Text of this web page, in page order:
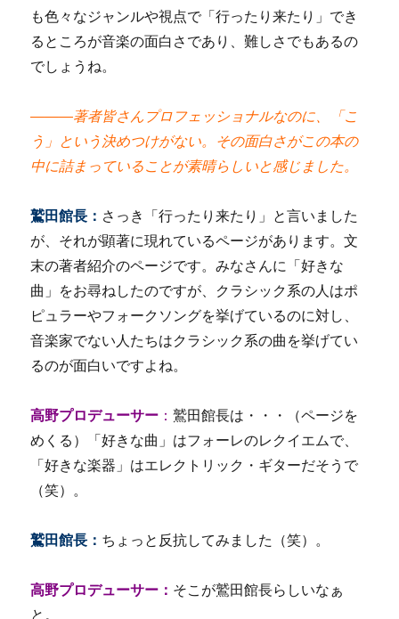
も色々なジャンルや視点で「行ったり来たり」でき
るところが音楽の面白さであり、難しさでもあるの
でしょうね。
―――著者皆さんプロフェッショナルなのに、「こ
う」という決めつけがない。その面白さがこの本の
中に詰まっていることが素晴らしいと感じました。
鷲田館長： さっき「行ったり来たり」と言いました
が、それが顕著に現れているページがあります。文
末の著者紹介のページです。みなさんに「好きな
曲」をお尋ねしたのですが、クラシック系の人はポ
ピュラーやフォークソングを挙げているのに対し、
音楽家でない人たちはクラシック系の曲を挙げてい
るのが面白いですよね。
高野プロデューサー ：鷲田館長は・・・（ページを
めくる）「好きな曲」はフォーレのレクイエムで、
「好きな楽器」はエレクトリック・ギターだそうで
（笑）。
鷲田館長： ちょっと反抗してみました（笑）。
高野プロデューサー： そこが鷲田館長らしいなぁ
と。